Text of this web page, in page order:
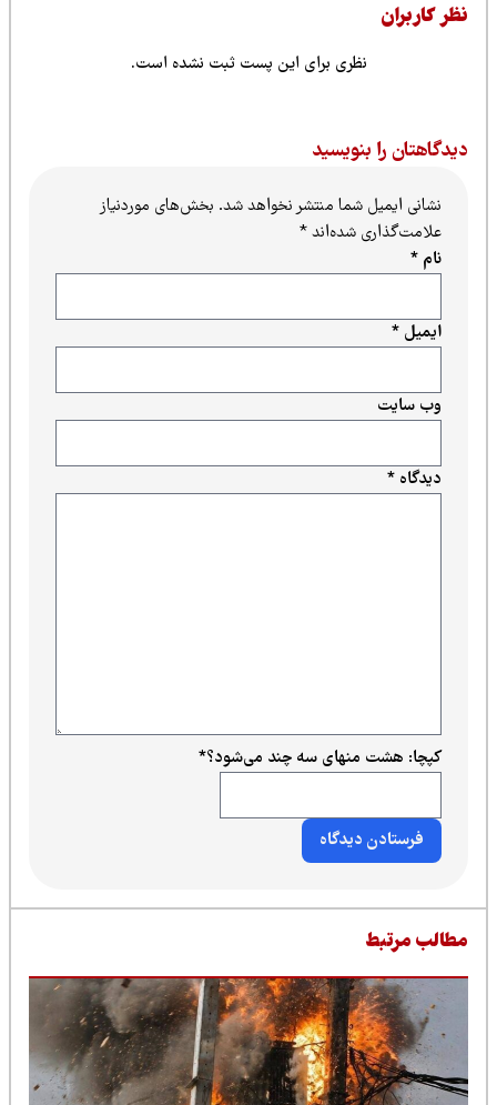
کاربران
نظری برای این پست ثبت نشده است.
را بنویسید
نشانی ایمیل شما منتشر نخواهد شد.بخش‌های موردنیاز
علامت‌گذاری شده‌اند*
دیدگاه*
ایمیل*
وب‌ سایت
کپچا: هشت منهای سه چند می‌شود؟*
مرتبط